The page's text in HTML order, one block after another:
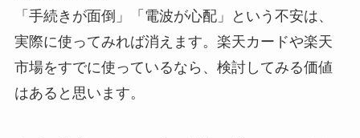
「手続きが面倒」「電波が心配」という不安は、
実際に使ってみれば消えます。楽天カードや楽天
市場をすでに使っているなら、検討してみる価値
はあると思います。